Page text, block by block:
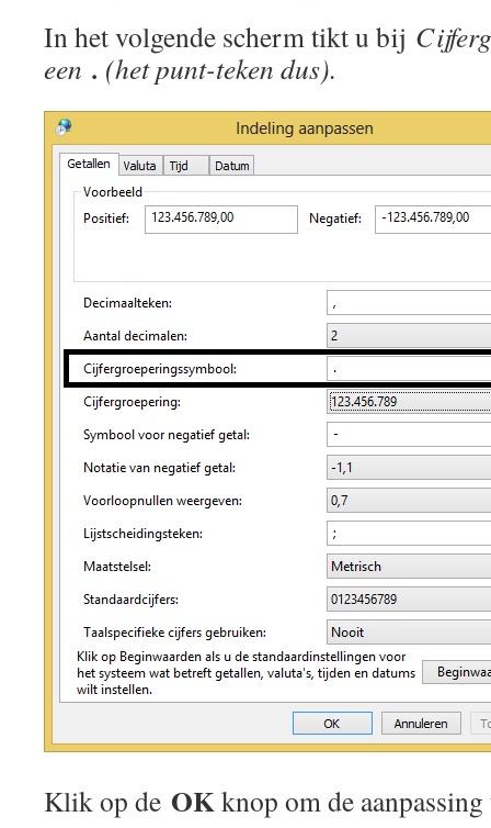
In het volgende scherm tikt u bij
een . (het punt-teken dus).
Klik op de OKknop om de aanpassing